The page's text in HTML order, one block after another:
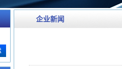
企业新闻